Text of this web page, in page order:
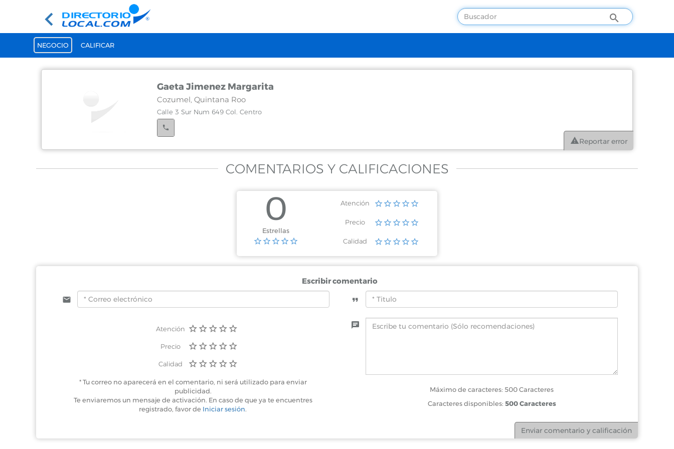
NEGOCIO CALIFICAR
Gaeta Jimenez Margarita
Cozumel, Quintana Roo
Calle 3 Sur Num 649 Col. Centro
Reportar error
COMENTARIOS Y CALIFICACIONES
0
Estrellas
Atención
Precio
Calidad
Escribir comentario
Atención
Precio
Calidad
* Tu correo no aparecerá en el comentario, ni será utilizado para enviar
publicidad.
Te enviaremos un mensaje de activación. En caso de que ya te encuentres
registrado, favor de Iniciar sesión.
Máximo de caracteres: 500 Caracteres
Caracteres disponibles: 500 Caracteres